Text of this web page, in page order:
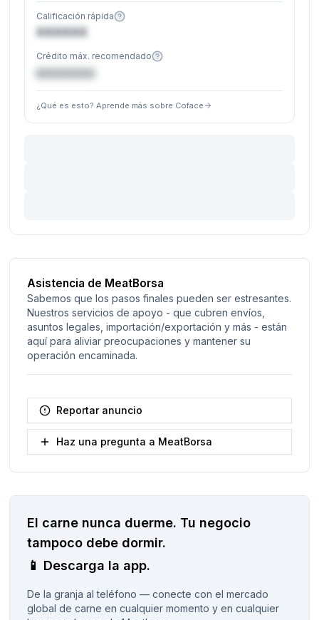
Calificación rápida
XXXXXX
Crédito máx. recomendado
€XXXXXX
¿Qué es esto? Aprende más sobre Coface
Asistencia de MeatBorsa
Sabemos que los pasos finales pueden ser estresantes.
Nuestros servicios de apoyo - que cubren envíos,
asuntos legales, importación/exportación y más - están
aquí para aliviar preocupaciones y mantener su
operación encaminada.
Reportar anuncio
Haz una pregunta a MeatBorsa
El carne nunca duerme. Tu negocio
tampoco debe dormir.
📱 Descarga la app.
De la granja al teléfono — conecte con el mercado
global de carne en cualquier momento y en cualquier